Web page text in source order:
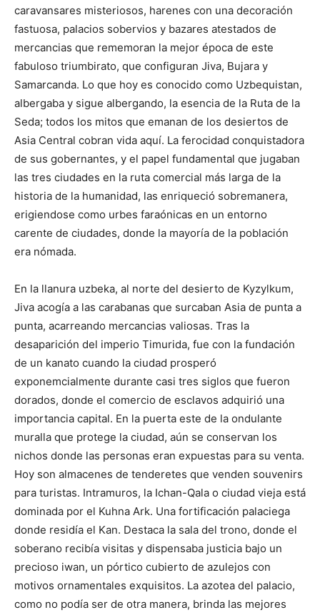
caravansares misteriosos, harenes con una decoración
fastuosa, palacios sobervios y bazares atestados de
mercancias que rememoran la mejor época de este
fabuloso triumbirato, que configuran Jiva, Bujara y
Samarcanda. Lo que hoy es conocido como Uzbequistan,
albergaba y sigue albergando, la esencia de la Ruta de la
Seda; todos los mitos que emanan de los desiertos de
Asia Central cobran vida aquí. La ferocidad conquistadora
de sus gobernantes, y el papel fundamental que jugaban
las tres ciudades en la ruta comercial más larga de la
historia de la humanidad, las enriqueció sobremanera,
erigiendose como urbes faraónicas en un entorno
carente de ciudades, donde la mayoría de la población
era nómada.
En la llanura uzbeka, al norte del desierto de Kyzylkum,
Jiva acogía a las carabanas que surcaban Asia de punta a
punta, acarreando mercancias valiosas. Tras la
desaparición del imperio Timurida, fue con la fundación
de un kanato cuando la ciudad prosperó
exponemcialmente durante casi tres siglos que fueron
dorados, donde el comercio de esclavos adquirió una
importancia capital. En la puerta este de la ondulante
muralla que protege la ciudad, aún se conservan los
nichos donde las personas eran expuestas para su venta.
Hoy son almacenes de tenderetes que venden souvenirs
para turistas. Intramuros, la Ichan-Qala o ciudad vieja está
dominada por el Kuhna Ark. Una fortificación palaciega
donde residía el Kan. Destaca la sala del trono, donde el
soberano recibía visitas y dispensaba justicia bajo un
precioso iwan, un pórtico cubierto de azulejos con
motivos ornamentales exquisitos. La azotea del palacio,
como no podía ser de otra manera, brinda las mejores